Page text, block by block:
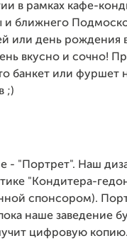
в рамках кафе-
и ближнего
или день рождения
вкусно и сочно!
банкет или фуршет
;)
- "Портрет". Наш
"Кондитера-
спонсором).
наше заведение
цифровую